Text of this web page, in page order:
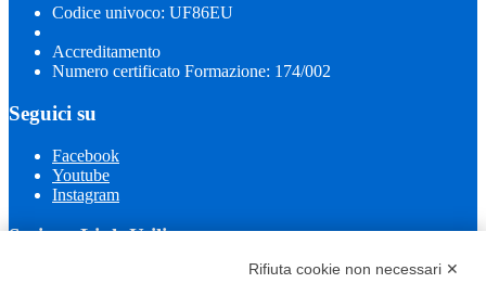
Codice univoco: UF86EU
Accreditamento
Numero certificato Formazione: 174/002
Seguici su
Facebook
Youtube
Instagram
Sezione Link Utili
Rifiuta cookie non necessari ✕